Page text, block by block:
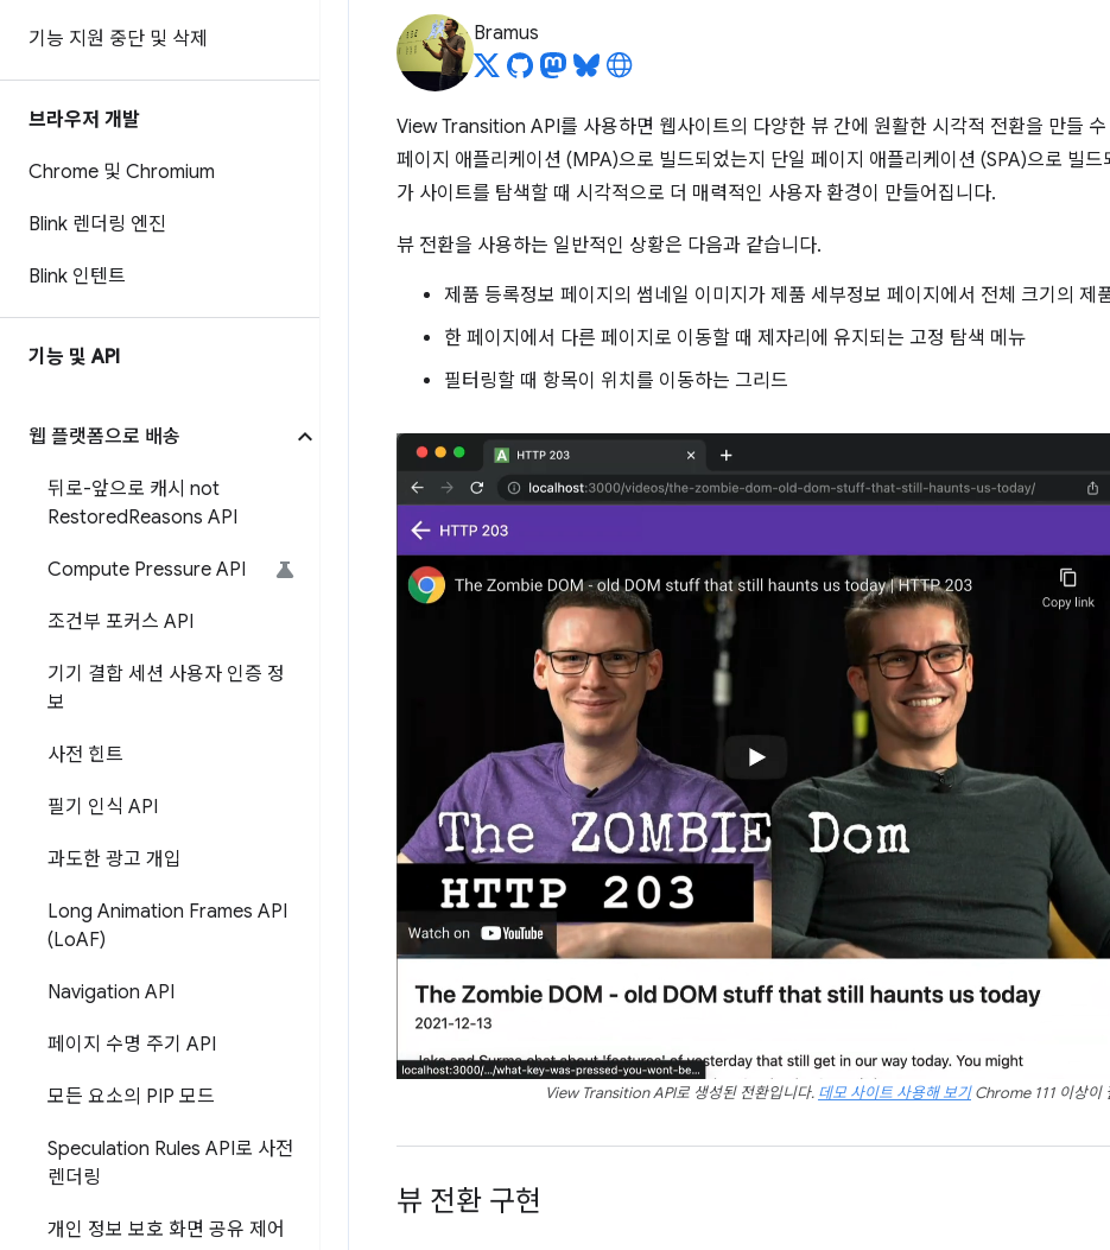
기능 지원 중단 및 삭제
브라우저 개발
Chrome 및 Chromium
Blink 렌더링 엔진
Blink 인텐트
기능 및 API
웹 플랫폼으로 배송
뒤로-앞으로 캐시 not
RestoredReasons API
Compute Pressure API
조건부 포커스 API
기기 결합 세션 사용자 인증 정
보
사전 힌트
필기 인식 API
과도한 광고 개입
Long Animation Frames API
(LoAF)
Navigation API
페이지 수명 주기 API
모든 요소의 PIP 모드
Speculation Rules API로 사전
렌더링
개인 정보 보호 화면 공유 제어
Bramus
View Transition API를 사용하면 웹사이트의 다양한 뷰 간에 원활한 시각적 전환을 만들
페이지 애플리케이션 (MPA)으로 빌드되었는지 단일 페이지 애플리케이션 (SPA)으로 빌
가 사이트를 탐색할 때 시각적으로 더 매력적인 사용자 환경이 만들어집니다.
뷰 전환을 사용하는 일반적인 상황은 다음과 같습니다.
제품 등록정보 페이지의 썸네일 이미지가 제품 세부정보 페이지에서 전체 크기의 제
한 페이지에서 다른 페이지로 이동할 때 제자리에 유지되는 고정 탐색 메뉴
필터링할 때 항목이 위치를 이동하는 그리드
View Transition API로 생성된 전환입니다. 데모 사이트 사용해 보기Chrome 111 이상이
뷰 전환 구현